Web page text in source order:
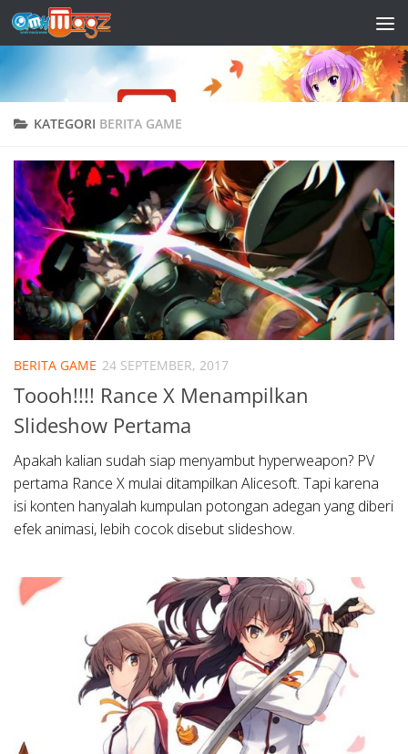
Skip to content
KATEGORI BERITA GAME
BERITA GAME 24 SEPTEMBER, 2017
Toooh!!!! Rance X Menampilkan
Slideshow Pertama
Apakah kalian sudah siap menyambut hyperweapon? PV
pertama Rance X mulai ditampilkan Alicesoft. Tapi karena
isi konten hanyalah kumpulan potongan adegan yang diberi
efek animasi, lebih cocok disebut slideshow.